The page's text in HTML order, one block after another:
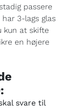
passere
3-lags glas
kun at skifte
en højere
svare til